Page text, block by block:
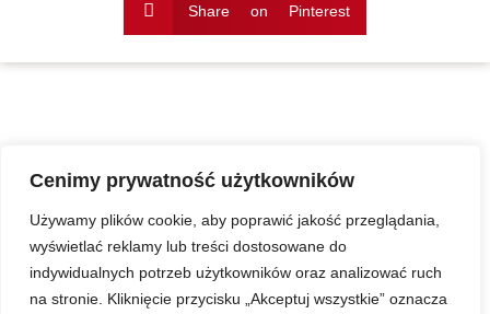
Cenimy prywatność użytkowników
Używamy plików cookie, aby poprawić jakość przeglądania,
wyświetlać reklamy lub treści dostosowane do
indywidualnych potrzeb użytkowników oraz analizować ruch
na stronie. Kliknięcie przycisku „Akceptuj wszystkie” oznacza
Share on Pinterest